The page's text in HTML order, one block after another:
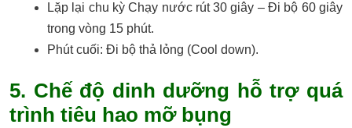
Lặp lại chu kỳ Chạy nước rút 30 giây – Đi bộ 60 giây
trong vòng 15 phút.
Phút cuối: Đi bộ thả lỏng (Cool down).
5. Chế độ dinh dưỡng hỗ trợ quá
trình tiêu hao mỡ bụng